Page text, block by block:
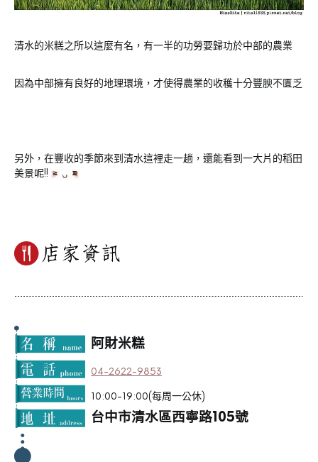
清水的米糕之所以這麼有名，有一半的功勞要歸功於中部的農業
因為中部擁有良好的地理環境，才使得農業的收穫十分豐腴不匱乏
另外，在豐收的季節來到清水這裡走一趟，還能看到一大片的稻田
美景呢!!
阿財米糕
04-2622-9853
10:00-19:00(每周一公休)
台中市清水區西寧路105號